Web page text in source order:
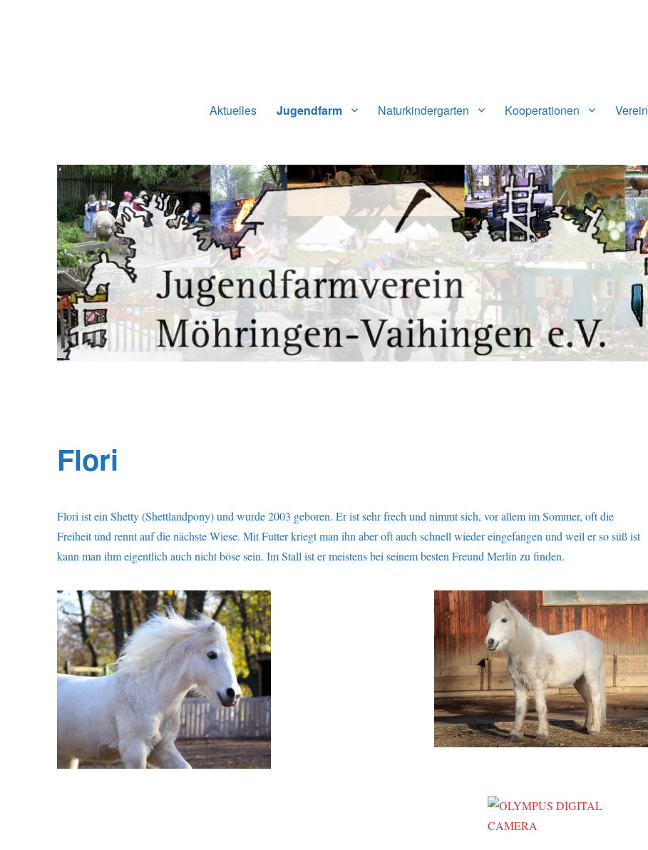
Aktuelles Jugendfarm Naturkindergarten Kooperationen Verein
Flori
Flori ist ein Shetty (Shettlandpony) und wurde 2003 geboren. Er ist sehr frech und nimmt sich, vor allem im Sommer, oft die
Freiheit und rennt auf die nächste Wiese. Mit Futter kriegt man ihn aber oft auch schnell wieder eingefangen und weil er so süß ist
kann man ihm eigentlich auch nicht böse sein. Im Stall ist er meistens bei seinem besten Freund Merlin zu finden.